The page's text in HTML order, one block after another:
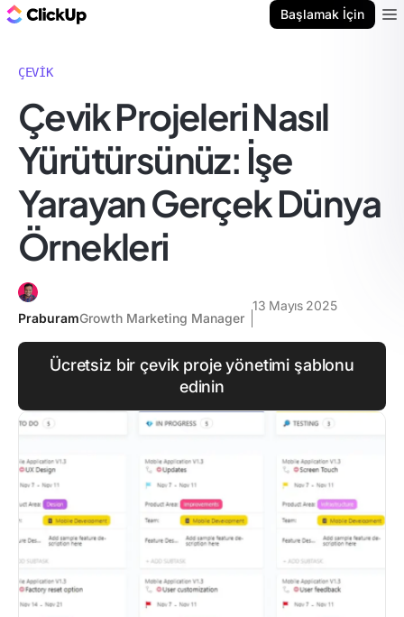
Başlamak İçin
ÇEVIK
Çevik Projeleri Nasıl
Yürütürsünüz: İşe
Yarayan Gerçek Dünya
Örnekleri
PraburamGrowth Marketing Manager
13 Mayıs 2025
Ücretsiz bir çevik proje yönetimi şablonu
edinin